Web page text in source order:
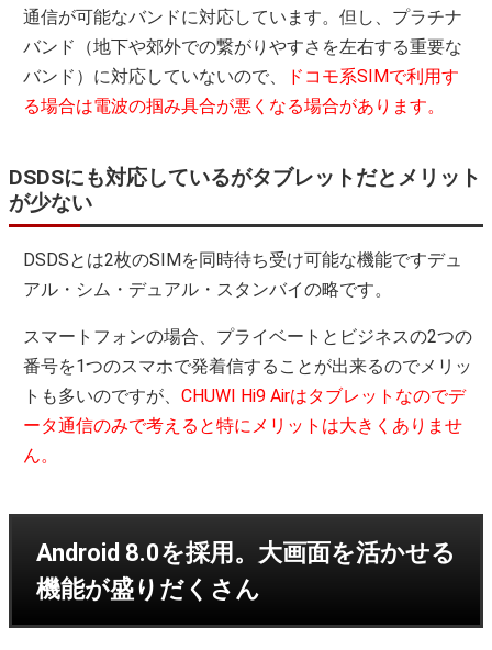
通信が可能なバンドに対応しています。但し、プラチナ
バンド（地下や郊外での繋がりやすさを左右する重要な
バンド）に対応していないので、
ドコモ系SIMで利用す
る場合は電波の掴み具合が悪くなる場合があります。
DSDSにも対応しているがタブレットだとメリット
が少ない
DSDSとは2枚のSIMを同時待ち受け可能な機能ですデュ
アル・シム・デュアル・スタンバイの略です。
スマートフォンの場合、プライベートとビジネスの2つの
番号を1つのスマホで発着信することが出来るのでメリッ
トも多いのですが、CHUWI Hi9 Airはタブレットなのでデ
ータ通信のみで考えると特にメリットは大きくありませ
ん。
Android 8.0を採用。大画面を活かせる
機能が盛りだくさん